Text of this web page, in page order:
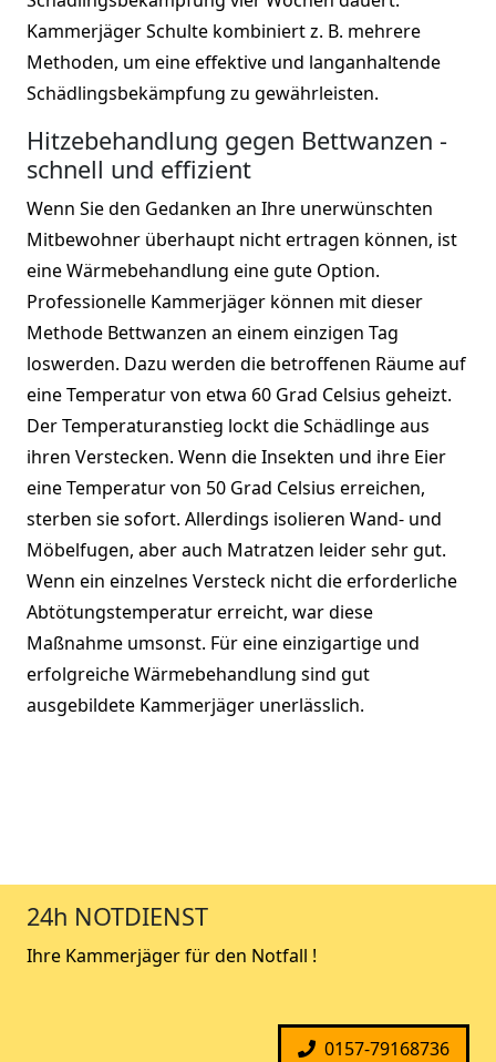
Kammerjäger Schulte kombiniert z. B. mehrere
Methoden, um eine effektive und langanhaltende
Schädlingsbekämpfung zu gewährleisten.
Hitzebehandlung gegen Bettwanzen -
schnell und effizient
Wenn Sie den Gedanken an Ihre unerwünschten
Mitbewohner überhaupt nicht ertragen können, ist
eine Wärmebehandlung eine gute Option.
Professionelle Kammerjäger können mit dieser
Methode Bettwanzen an einem einzigen Tag
loswerden. Dazu werden die betroffenen Räume auf
eine Temperatur von etwa 60 Grad Celsius geheizt.
Der Temperaturanstieg lockt die Schädlinge aus
ihren Verstecken. Wenn die Insekten und ihre Eier
eine Temperatur von 50 Grad Celsius erreichen,
sterben sie sofort. Allerdings isolieren Wand- und
Möbelfugen, aber auch Matratzen leider sehr gut.
Wenn ein einzelnes Versteck nicht die erforderliche
Abtötungstemperatur erreicht, war diese
Maßnahme umsonst. Für eine einzigartige und
erfolgreiche Wärmebehandlung sind gut
ausgebildete Kammerjäger unerlässlich.
24h NOTDIENST
Ihre Kammerjäger für den Notfall !
0157-79168736